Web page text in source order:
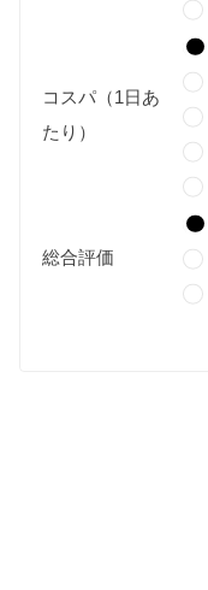
コスパ（1日あ
たり）
総合評価